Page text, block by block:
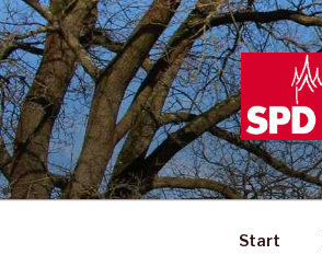
Zum
Inhalt
springen
Start